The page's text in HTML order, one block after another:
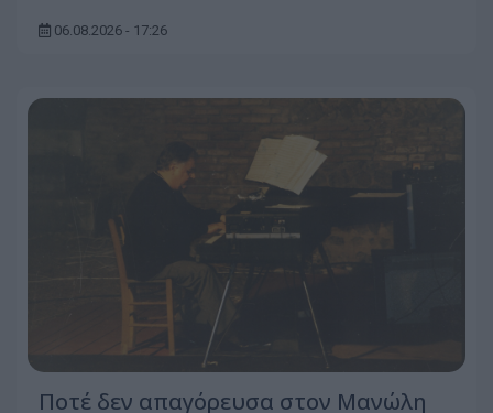
06.08.2026 - 17:26
Ποτέ δεν απαγόρευσα στον Μανώλη